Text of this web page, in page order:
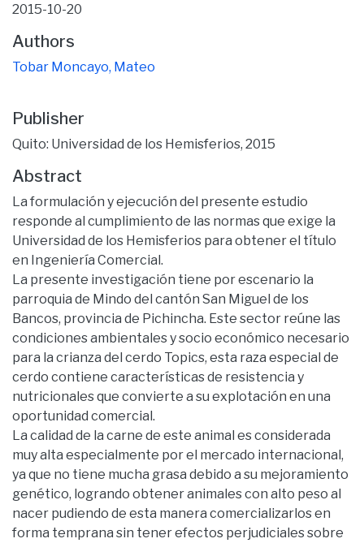
2015-10-20
Authors
Tobar Moncayo, Mateo
Publisher
Quito: Universidad de los Hemisferios, 2015
Abstract
La formulación y ejecución del presente estudio
responde al cumplimiento de las normas que exige la
Universidad de los Hemisferios para obtener el título
en Ingeniería Comercial.
La presente investigación tiene por escenario la
parroquia de Mindo del cantón San Miguel de los
Bancos, provincia de Pichincha. Este sector reúne las
condiciones ambientales y socio económico necesario
para la crianza del cerdo Topics, esta raza especial de
cerdo contiene características de resistencia y
nutricionales que convierte a su explotación en una
oportunidad comercial.
La calidad de la carne de este animal es considerada
muy alta especialmente por el mercado internacional,
ya que no tiene mucha grasa debido a su mejoramiento
genético, logrando obtener animales con alto peso al
nacer pudiendo de esta manera comercializarlos en
forma temprana sin tener efectos perjudiciales sobre